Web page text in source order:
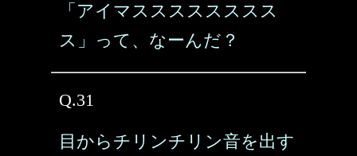
「アイマスススススススス
ス」って、なーんだ？
Q.31
目からチリンチリン音を出す